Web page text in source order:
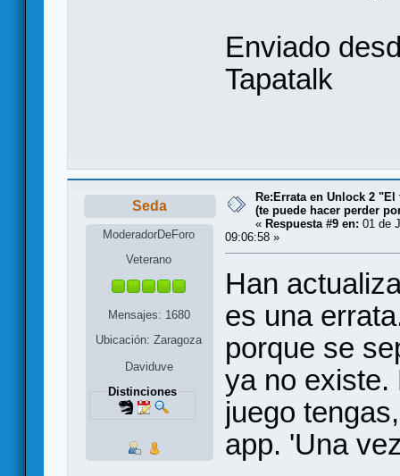
Enviado
Tapatalk
Seda
ModeradorDeForo
Veterano
Mensajes: 1680
Ubicación: Zaragoza
Daviduve
Distinciones
Re:Errata en Unlock 2
(te puede hacer perder
« Respuesta #9 en: 01 de
09:06:58 »
Han
es una
porque se
ya no existe.
juego
app. 'Una